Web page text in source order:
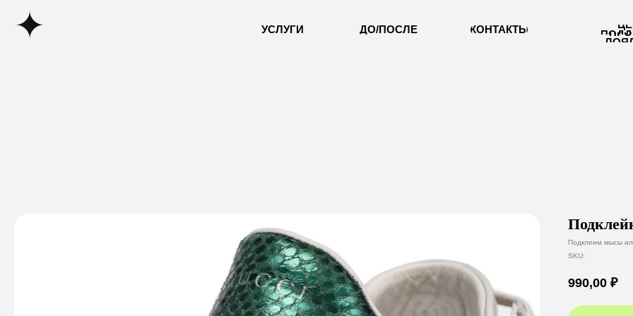
ДО/ПОСЛЕ
УСЛУГИ КОНТАКТЫ
ПРОГРАММА
ЛОЯЛЬНОСТИ
ДО/ПОСЛЕ
УСЛУГИ КОНТАКТЫ
ПРОГРАММА
ЛОЯЛЬНОСТИ
Подклеим мысы
SKU:
990,00 ₽